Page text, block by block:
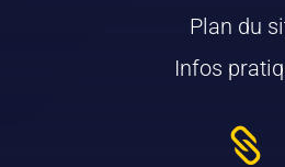
Plan du
Infos
